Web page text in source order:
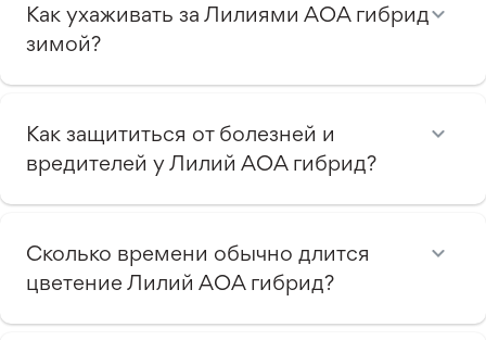
Как ухаживать за Лилиями АОА гибрид
зимой?
Как защититься от болезней и
вредителей у Лилий АОА гибрид?
Сколько времени обычно длится
цветение Лилий АОА гибрид?